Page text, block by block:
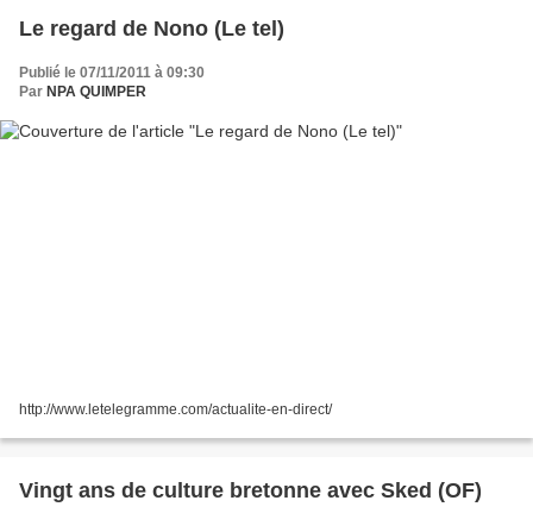
Le regard de Nono (Le tel)
Publié le 07/11/2011 à 09:30
Par NPA QUIMPER
http://www.letelegramme.com/actualite-en-direct/
Vingt ans de culture bretonne avec Sked (OF)